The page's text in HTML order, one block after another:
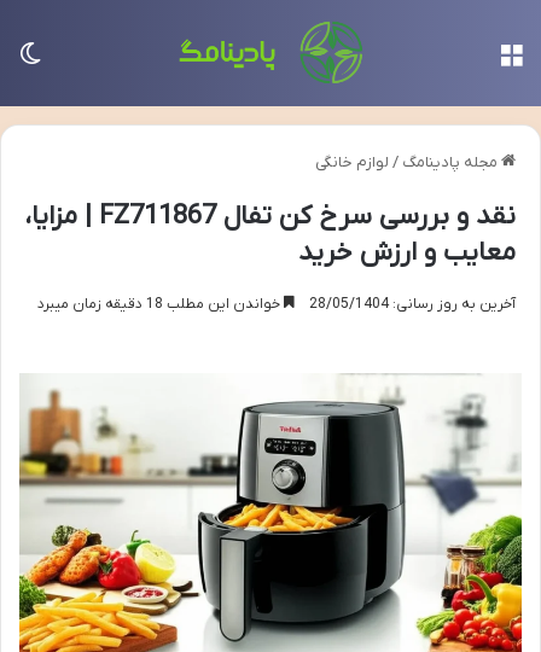
مجله پادینامگ / لوازم خانگی
نقد و بررسی سرخ کن تفال FZ711867 | مزایا،
معایب و ارزش خرید
آخرین به روز رسانی: 28/05/1404 خواندن این مطلب 18 دقیقه زمان میبرد